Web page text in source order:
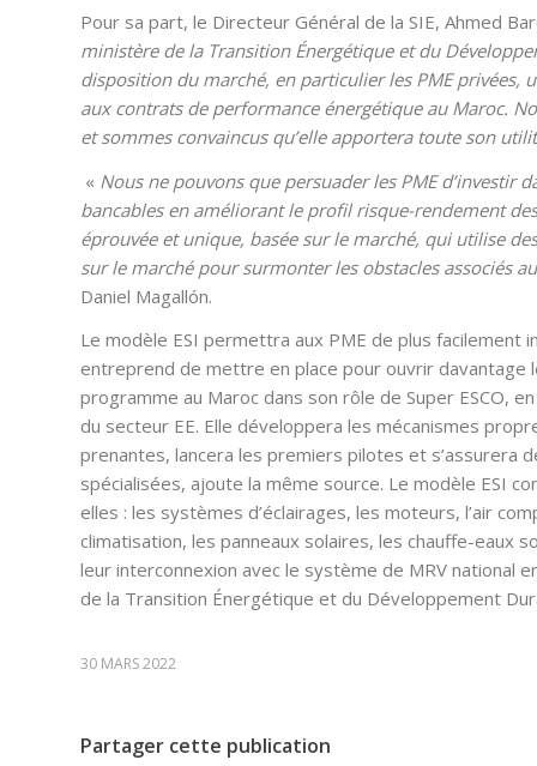
Pour sa part, le Directeur Général de la SIE, Ahmed
ministère de la Transition Énergétique et du
disposition du marché, en particulier les PME
aux contrats de performance énergétique au Maroc.
et sommes convaincus qu’elle apportera toute son
« Nous ne pouvons que persuader les PME d’investir
bancables en améliorant le profil risque-rendement
éprouvée et unique, basée sur le marché, qui utilise
sur le marché pour surmonter les obstacles associés
Daniel Magallón.
Le modèle ESI permettra aux PME de plus facilement
entreprend de mettre en place pour ouvrir davantage
programme au Maroc dans son rôle de Super ESCO,
du secteur EE. Elle développera les mécanismes
prenantes, lancera les premiers pilotes et s’assurera
spécialisées, ajoute la même source. Le modèle ESI
elles : les systèmes d’éclairages, les moteurs, l’air
climatisation, les panneaux solaires, les chauffe-eaux
leur interconnexion avec le système de MRV national
de la Transition Énergétique et du Développement
30 MARS 2022
Partager cette publication